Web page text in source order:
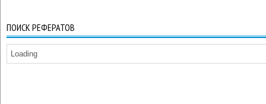
ПОИСК РЕФЕРАТОВ
Loading